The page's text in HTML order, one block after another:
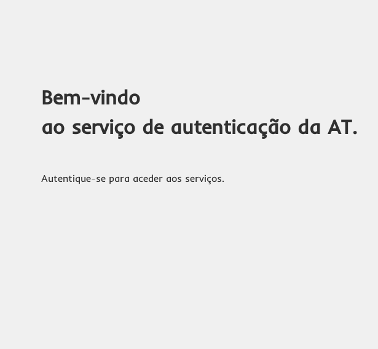
Bem-vindo
ao serviço de autenticação da AT.
Autentique-se para aceder aos serviços.